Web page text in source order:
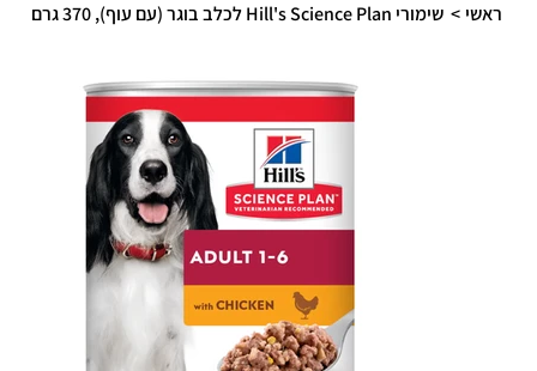
ראשי > שימורי Hill's Science Plan לכלב בוגר (עם עוף), 370 גרם